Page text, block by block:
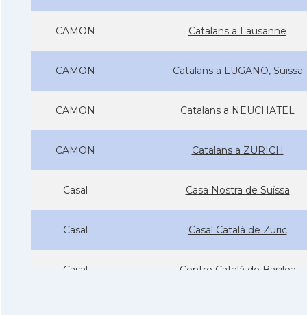
CAMON Catalans a Lausanne
CAMON Catalans a LUGANO, Suïssa
CAMON Catalans a NEUCHATEL
CAMON Catalans a ZURICH
Casal Casa Nostra de Suïssa
Casal Casal Català de Zuric
Casal Centre Català de Basilea